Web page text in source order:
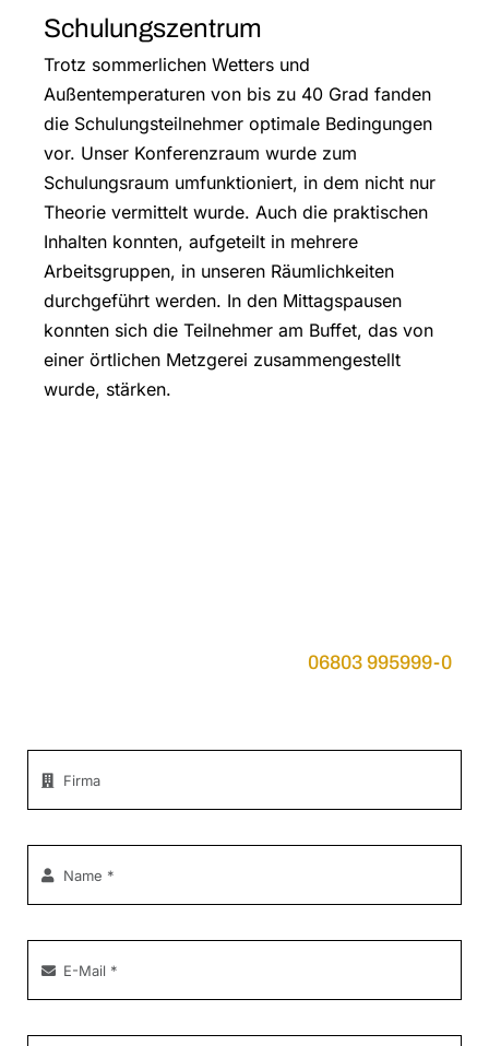
Schulungszentrum
Trotz sommerlichen Wetters und
Außentemperaturen von bis zu 40 Grad fanden
die Schulungsteilnehmer optimale Bedingungen
vor. Unser Konferenzraum wurde zum
Schulungsraum umfunktioniert, in dem nicht nur
Theorie vermittelt wurde. Auch die praktischen
Inhalten konnten, aufgeteilt in mehrere
Arbeitsgruppen, in unseren Räumlichkeiten
durchgeführt werden. In den Mittagspausen
konnten sich die Teilnehmer am Buffet, das von
einer örtlichen Metzgerei zusammengestellt
wurde, stärken.
06803 995999-0